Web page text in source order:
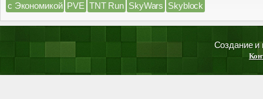
с Экономикой PVE TNT Run SkyWars Skyblock
Создание и